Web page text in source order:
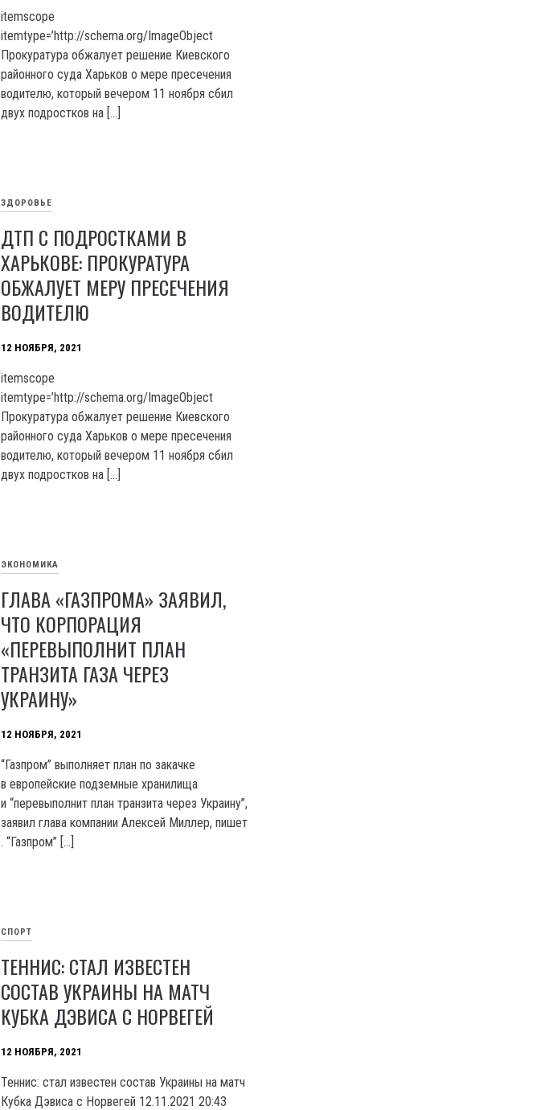
itemscope
itemtype=’http://schema.org/ImageObject
Прокуратура обжалует решение Киевского
районного суда Харьков о мере пресечения
водителю, который вечером 11 ноября сбил
двух подростков на […]
ЗДОРОВЬЕ
ДТП С ПОДРОСТКАМИ В
ХАРЬКОВЕ: ПРОКУРАТУРА
ОБЖАЛУЕТ МЕРУ ПРЕСЕЧЕНИЯ
ВОДИТЕЛЮ
12 НОЯБРЯ, 2021
itemscope
itemtype=’http://schema.org/ImageObject
Прокуратура обжалует решение Киевского
районного суда Харьков о мере пресечения
водителю, который вечером 11 ноября сбил
двух подростков на […]
ЭКОНОМИКА
ГЛАВА «ГАЗПРОМА» ЗАЯВИЛ,
ЧТО КОРПОРАЦИЯ
«ПЕРЕВЫПОЛНИТ ПЛАН
ТРАНЗИТА ГАЗА ЧЕРЕЗ
УКРАИНУ»
12 НОЯБРЯ, 2021
“Газпром” выполняет план по закачке
в европейские подземные хранилища
и “перевыполнит план транзита через Украину”,
заявил глава компании Алексей Миллер, пишет
. “Газпром” […]
СПОРТ
ТЕННИС: СТАЛ ИЗВЕСТЕН
СОСТАВ УКРАИНЫ НА МАТЧ
КУБКА ДЭВИСА С НОРВЕГЕЙ
12 НОЯБРЯ, 2021
Теннис: стал известен состав Украины на матч
Кубка Дэвиса с Норвегей 12.11.2021 20:43